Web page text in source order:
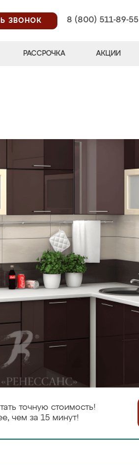
ЗВОНОК
8 (800) 511-89-55
РАССРОЧКА АКЦИИ
точную стоимость!
чем за 15 минут!